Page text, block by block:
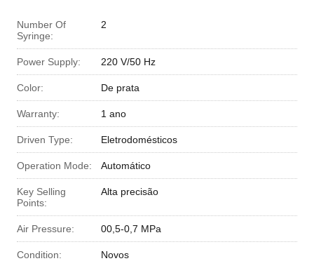
Number Of
Syringe:
2
Power Supply: 220 V/50 Hz
Color: De prata
Warranty: 1 ano
Driven Type: Eletrodomésticos
Operation Mode: Automático
Key Selling
Points:
Alta precisão
Air Pressure: 00,5-0,7 MPa
Condition: Novos